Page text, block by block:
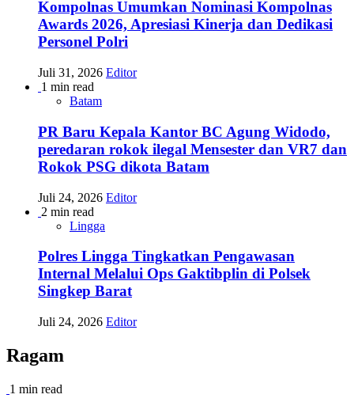
Kompolnas Umumkan Nominasi Kompolnas
Awards 2026, Apresiasi Kinerja dan Dedikasi
Personel Polri
Juli 31, 2026 Editor
1 min read
Batam
PR Baru Kepala Kantor BC Agung Widodo,
peredaran rokok ilegal Mensester dan VR7 dan
Rokok PSG dikota Batam
Juli 24, 2026 Editor
2 min read
Lingga
Polres Lingga Tingkatkan Pengawasan
Internal Melalui Ops Gaktibplin di Polsek
Singkep Barat
Juli 24, 2026 Editor
Ragam
1 min read